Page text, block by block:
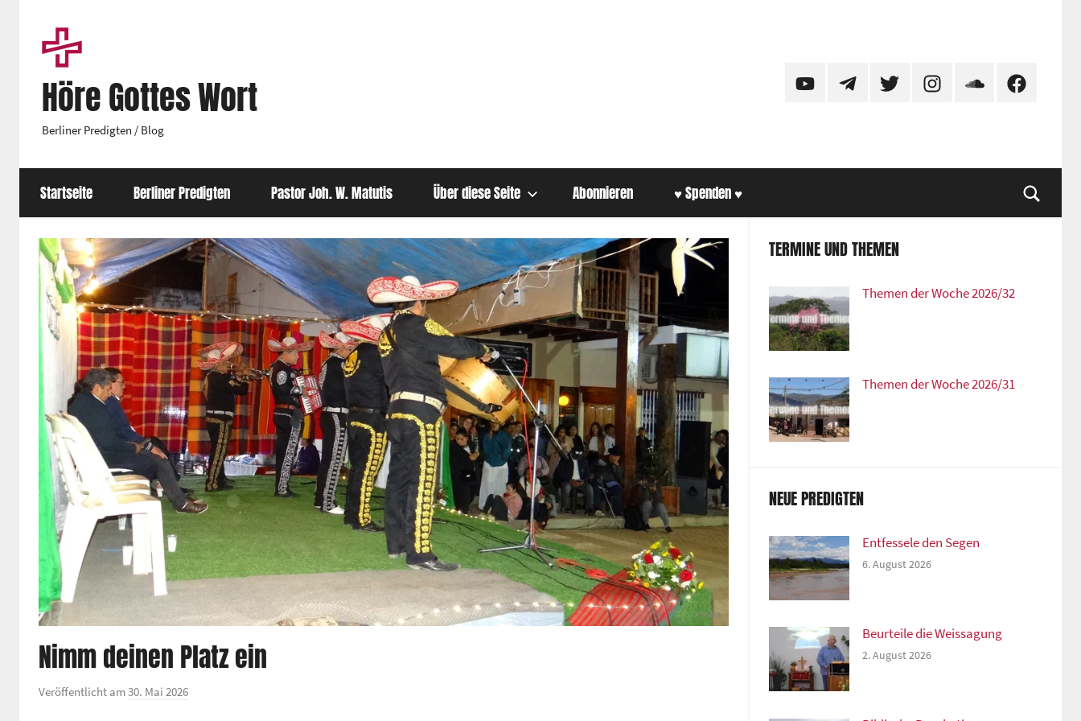
springen
Höre Gottes Wort
Berliner Predigten / Blog
YouTubeTelegramTwitter InstagramSoundCloudFacebook
Startseite Berliner Predigten Pastor Joh. W. Matutis Über diese Seite Abonnieren ♥ Spenden ♥
Nimm deinen Platz ein
Veröffentlicht am30. Mai 2026
TERMINE UND THEMEN
Themen der Woche 2026/32
Themen der Woche 2026/31
NEUE PREDIGTEN
Entfessele den Segen
6. August 2026
Beurteile die Weissagung
2. August 2026